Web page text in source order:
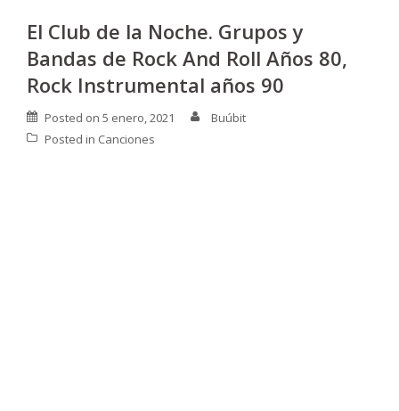
El Club de la Noche. Grupos y
Bandas de Rock And Roll Años 80,
Rock Instrumental años 90
Posted on 5 enero, 2021
Buúbit
Posted in Canciones